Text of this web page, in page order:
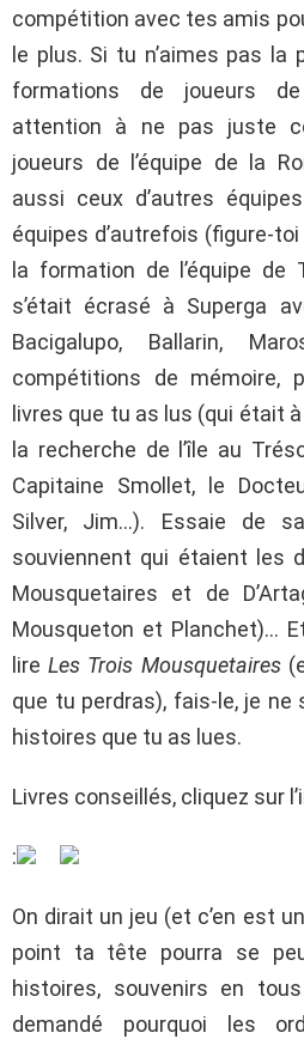
compétition avec tes amis
le plus. Si tu n’aimes pas la
formations de joueurs
attention à ne pas juste
joueurs de l’équipe de la
aussi ceux d’autres
équipes d’autrefois (figure-
la formation de l’équipe de
s’était écrasé à Superga
Bacigalupo, Ballarin,
compétitions de mémoire,
livres que tu as lus (qui était
la recherche de l’île au
Capitaine Smollet, le
Silver, Jim…). Essaie de
souviennent qui étaient les
Mousquetaires et de
Mousqueton et Planchet)…
lireLes Trois Mousquetaires
que tu perdras), fais-le, je ne
histoires que tu as lues.
Livres conseillés, cliquez sur
:
On dirait un jeu (et c’en est
point ta tête pourra se
histoires, souvenirs en
demandé pourquoi les